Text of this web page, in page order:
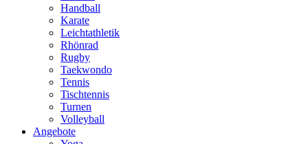
Handball
Karate
Leichtathletik
Rhönrad
Rugby
Taekwondo
Tennis
Tischtennis
Turnen
Volleyball
Angebote